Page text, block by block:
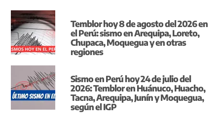
Temblor hoy 8 de agosto del 2026 en
el Perú: sismo en Arequipa, Loreto,
Chupaca, Moquegua y en otras
regiones
Sismo en Perú hoy 24 de julio del
2026: Temblor en Huánuco, Huacho,
Tacna, Arequipa, Junín y Moquegua,
según el IGP